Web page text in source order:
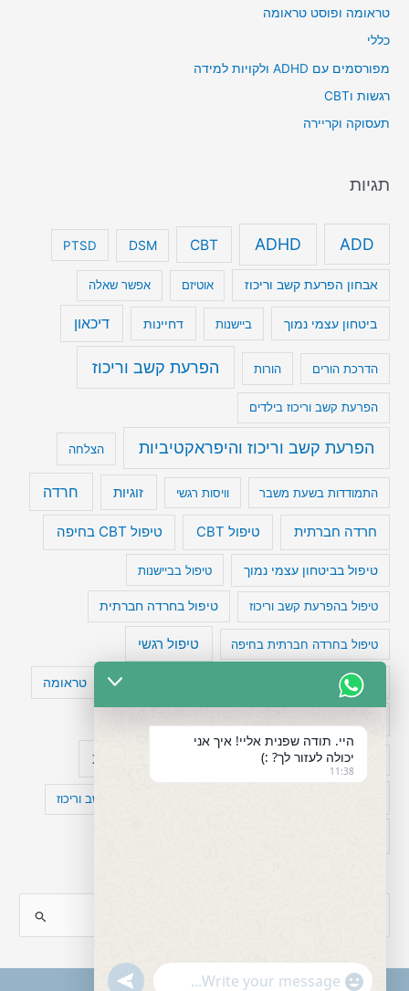
טראומה ופוסט טראומה
כללי
מפורסמים עם ADHD ולקויות למידה
רגשות וCBT
תעסוקה וקריירה
תגיות
ADD
ADHD
CBT
DSM
PTSD
אבחון הפרעת קשב וריכוז אוטיזם אפשר שאלה
ביטחון עצמי נמוך ביישנות דחיינות דיכאון
הדרכת הורים הורות הפרעת קשב וריכוז
הפרעת קשב וריכוז בילדים
הפרעת קשב וריכוז והיפראקטיביות הצלחה
התמודדות בשעת משבר וויסות רגשי זוגיות חרדה
חרדה חברתית טיפול CBT טיפול CBT בחיפה
טיפול בביטחון עצמי נמוך טיפול בביישנות
טיפול בהפרעת קשב וריכוז טיפול בחרדה חברתית
טיפול בחרדה חברתית בחיפה טיפול רגשי
טיפול תרופתי להפרעת קשב טעויות חשיבה טראומה
מפורסמים עם הפרעת קשב עיצות
קומורבידיות להפרעת קשב וריכוז
a
היי. תודה שפנית אליי! איך אני
יכולה לעזור לך? :)
11:38
"+chaty_settings.lang.emoji_picker+"
undefined